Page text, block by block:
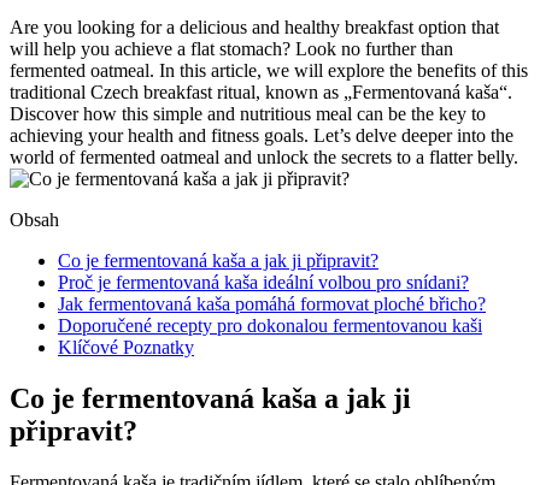
Are you looking for a delicious and healthy breakfast option that
will help you achieve a flat stomach? Look no further than
fermented oatmeal. In this article, we will explore the benefits of this
traditional Czech breakfast ritual, known as „Fermentovaná kaša“.
Discover how this simple and nutritious meal can be the key to
achieving your health and fitness goals. Let’s delve deeper into the
world of fermented oatmeal and unlock the secrets to a flatter belly.
Obsah
Co je fermentovaná kaša a jak ji připravit?
Proč je fermentovaná kaša ideální volbou pro snídani?
Jak fermentovaná kaša pomáhá formovat ploché břicho?
Doporučené recepty pro dokonalou fermentovanou kaši
Klíčové Poznatky
Co je fermentovaná kaša a jak ji
připravit?